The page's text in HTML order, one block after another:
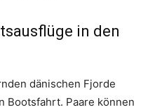
in den
dänischen Fjorde
Bootsfahrt. Paare können